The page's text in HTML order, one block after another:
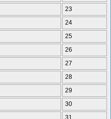
23
24
25
26
27
28
29
30
31